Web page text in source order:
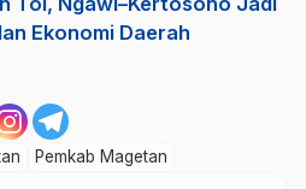
Ekonomi Daerah
Pemkab Magetan